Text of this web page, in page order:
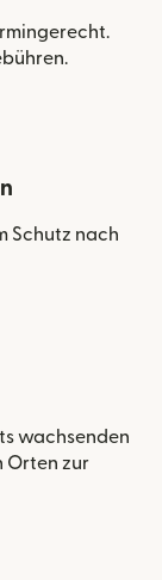
Schutz nach
wachsenden
Orten zur